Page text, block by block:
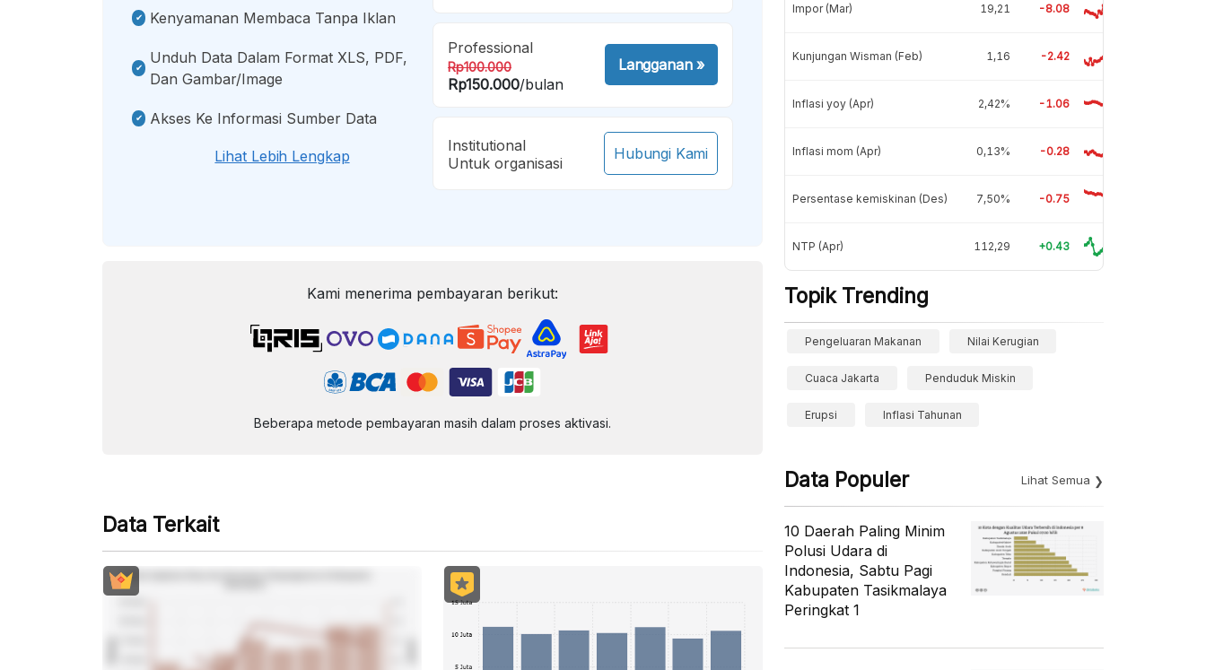
Kenyamanan Membaca Tanpa Iklan
Unduh Data Dalam Format XLS, PDF,
Dan Gambar/image
Akses Ke Informasi Sumber Data
Lihat Lebih Lengkap
Professional
Rp100.000
Rp150.000/bulan
Langganan»
Institutional
Untuk organisasi
Hubungi Kami
Kami menerima pembayaran berikut:
Beberapa metode pembayaran masih dalam proses aktivasi.
Data Terkait
Impor (Mar) 19,21 -8.08
Kunjungan Wisman (Feb) 1,16 -2.42
Inflasi yoy (Apr) 2,42% -1.06
Inflasi mom (Apr) 0,13% -0.28
Persentase kemiskinan (Des) 7,50% -0.75
NTP (Apr) 112,29 +0.43
Topik Trending
Pengeluaran Makanan Nilai Kerugian
Cuaca Jakarta Penduduk Miskin
Erupsi Inflasi Tahunan
Data Populer Lihat Semua
10 Daerah Paling Minim
Polusi Udara di
Indonesia, Sabtu Pagi
Kabupaten Tasikmalaya
Peringkat 1